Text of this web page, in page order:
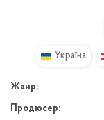
Україна
Жанр:
Продюсер: